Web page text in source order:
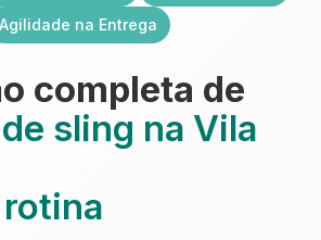
Agilidade na Entrega
completa de
sling na Vila